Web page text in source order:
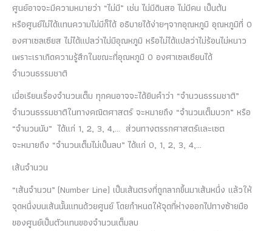
ศูนย์อาจจะมีความหมายว่า “ไม่มี” เช่น ไม่มีดินสอ ไม่มีคน เป็นต้น
หรือศูนย์ไม่ได้แทนความไม่มีก็ได้ อธิบายได้ง่ายๆจากอุณหภูมิ อุณหภูมิที่ 0
องศาเซลเซียส ไม่ได้แปลว่าไม่มีอุณหภูมิ หรือไม่ได้แปลว่าไม่ร้อนไม่หนาว
เพราะเราเกิดความรู้สึกในขณะที่อุณหภูมิ 0 องศาเซลเซียนได้
จำนวนธรรมชาติ
เมื่อเรียนเรื่องจำนวนเต็ม ทุกคนอาจจะได้ยินคำว่า “จำนวนธรรมชาติ”
จำนวนธรรมชาติในทางคณิตศาสตร์ จะหมายถึง “จำนวนเต็มบวก” หรือ
“จำนวนนับ” ได้แก่ 1, 2, 3, 4,… ส่วนทางตรรกศาสตร์และเซต
จะหมายถึง “จำนวนเต็มไม่เป็นลบ” ได้แก่ 0, 1, 2, 3, 4,…
เส้นจำนวน
“เส้นจำนวน” (Number Line) เป็นเส้นตรงที่ถูกลากขึ้นมาเส้นหนึ่ง แล้วให้
จุดหนึ่งบนเส้นนั้นแทนด้วยศูนย์ โดยกำหนดให้จุดที่ห่างออกไปทางซ้ายมือ
ของศูนย์เป็นตัวแทนของจำนวนเต็มลบ